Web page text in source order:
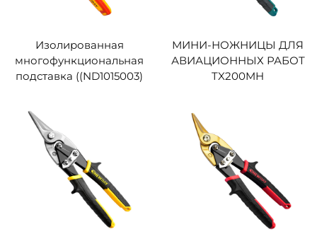
Изолированная
многофункциональная
подставка ((ND1015003)
МИНИ-НОЖНИЦЫ ДЛЯ
АВИАЦИОННЫХ РАБОТ
TX200MH